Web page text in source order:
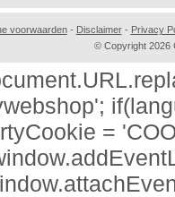
voorbeeld(3)
voorwaarden- Disclaimer- Privacy
© Copyright 2026
=